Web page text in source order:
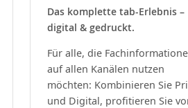
Das komplette tab-Erlebnis –
digital & gedruckt.
Für alle, die
auf allen Kanälen nutzen
möchten: Kombinieren Sie
und Digital, profitieren Sie